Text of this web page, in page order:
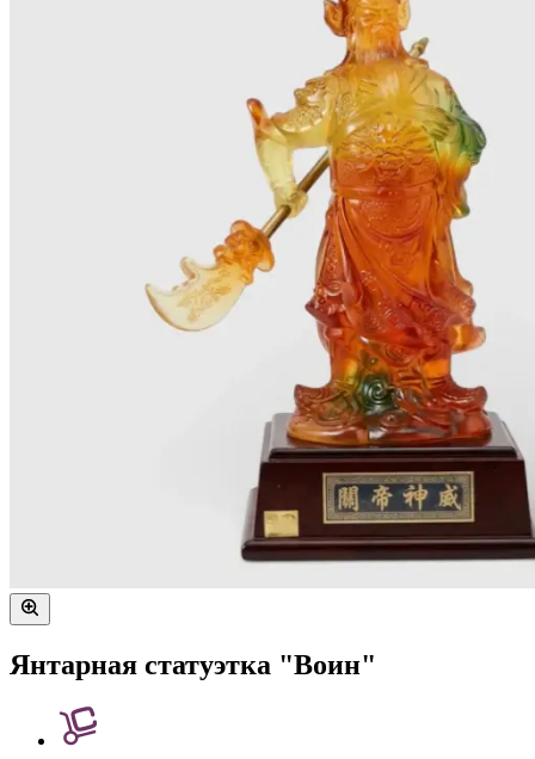
Янтарная статуэтка "Воин"